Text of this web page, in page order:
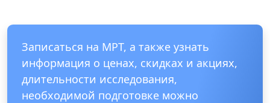
Записаться на МРТ, а также узнать
информация о ценах, скидках и акциях,
длительности исследования,
необходимой подготовке можно